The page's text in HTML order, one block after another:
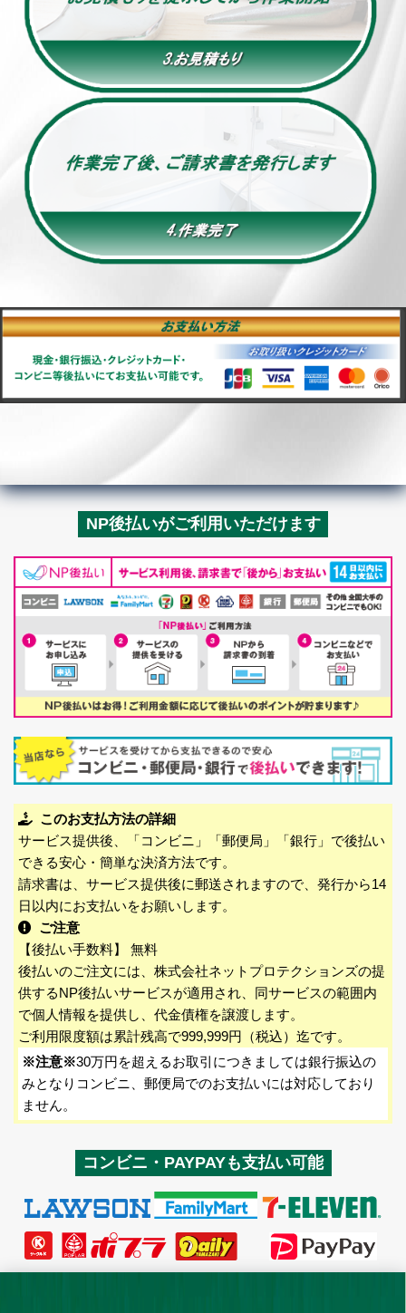
NP後払いがご利用いただけます
このお支払方法の詳細
サービス提供後、「コンビニ」「郵便局」「銀行」で後払い
できる安心・簡単な決済方法です。
請求書は、サービス提供後に郵送されますので、発行から14
日以内にお支払いをお願いします。
ご注意
【後払い手数料】 無料
後払いのご注文には、株式会社ネットプロテクションズの提
供するNP後払いサービスが適用され、同サービスの範囲内
で個人情報を提供し、代金債権を譲渡します。
ご利用限度額は累計残高で999,999円（税込）迄です。
※注意※30万円を超えるお取引につきましては銀行振込の
みとなりコンビニ、郵便局でのお支払いには対応しており
ません。
コンビニ・PAYPAYも支払い可能